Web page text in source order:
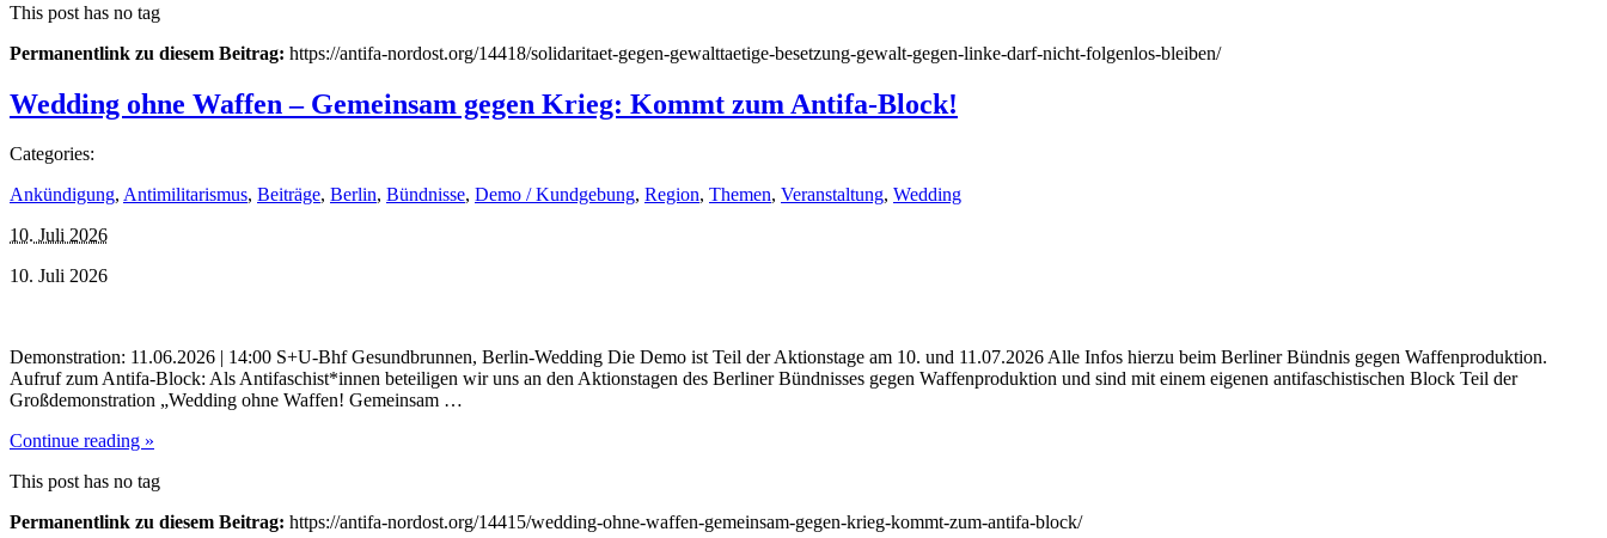
This post has no tag
Permanentlink zu diesem Beitrag: https://antifa-nordost.org/14418/solidaritaet-gegen-gewalttaetige-besetzung-gewalt-gegen-linke-darf-nicht-folgenlos-bleiben/
Wedding ohne Waffen – Gemeinsam gegen Krieg: Kommt zum Antifa-Block!
Categories:
Ankündigung, Antimilitarismus, Beiträge, Berlin, Bündnisse, Demo / Kundgebung, Region, Themen, Veranstaltung, Wedding
10. Juli 2026
10. Juli 2026
Demonstration: 11.06.2026 | 14:00 S+U-Bhf Gesundbrunnen, Berlin-Wedding Die Demo ist Teil der Aktionstage am 10. und 11.07.2026 Alle Infos hierzu beim Berliner Bündnis gegen Waffenproduktion.
Aufruf zum Antifa-Block: Als Antifaschist*innen beteiligen wir uns an den Aktionstagen des Berliner Bündnisses gegen Waffenproduktion und sind mit einem eigenen antifaschistischen Block Teil der
Großdemonstration „Wedding ohne Waffen! Gemeinsam …
Continue reading »
This post has no tag
Permanentlink zu diesem Beitrag: https://antifa-nordost.org/14415/wedding-ohne-waffen-gemeinsam-gegen-krieg-kommt-zum-antifa-block/